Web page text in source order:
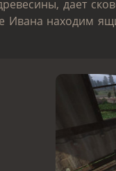
дает
Ивана находим